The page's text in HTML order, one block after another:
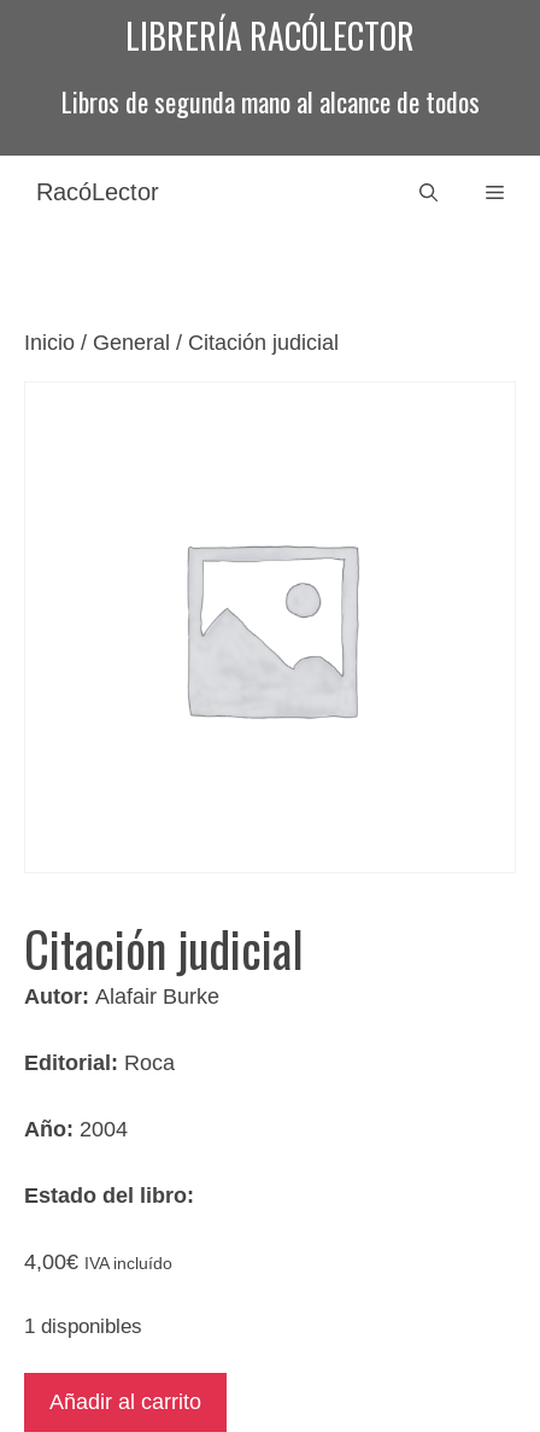
LIBRERÍA RACÓLECTOR
Libros de segunda mano al alcance de todos
RacóLector
Inicio / General / Citación judicial
Citación judicial
Autor: Alafair Burke
Editorial: Roca
Año: 2004
Estado del libro:
4,00€ IVA incluído
1 disponibles
Citación
Añadir al carrito